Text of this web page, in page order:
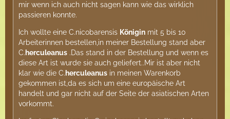
mir wenn ich auch nicht sagen kann wie das wirklich
passieren konnte.
Ich wollte eine C.nicobarensis Königin mit 5 bis 10
Arbeiterinnen bestellen,in meiner Bestellung stand aber
C.herculeanus .Das stand in der Bestellung und wenn es
diese Art ist wurde sie auch geliefert..Mir ist aber nicht
klar wie die C.herculeanus in meinen Warenkorb
gekommen ist,da es sich um eine europäische Art
handelt und gar nicht auf der Seite der asiatischen Arten
vorkommt.